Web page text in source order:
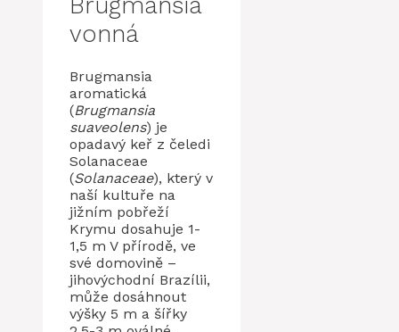
vonná
Brugmansia
aromatická
(Brugmansia
suaveolens) je
opadavý keř z čeledi
Solanaceae
(Solanaceae), který v
naší kultuře na
jižním pobřeží
Krymu dosahuje 1-
1,5 m V přírodě, ve
své domovině –
jihovýchodní Brazílii,
může dosáhnout
výšky 5 m a šířky